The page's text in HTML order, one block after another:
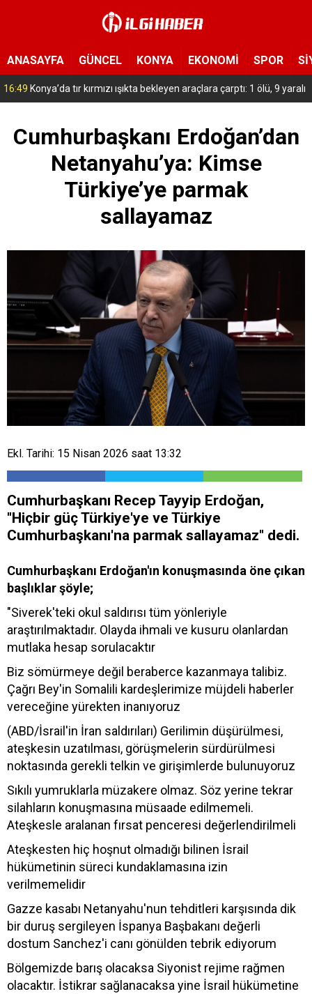
ANASAYFA GÜNCEL KONYA EKONOMİ SPOR
15:54 Yeni Medya Cemiyeti’nden Hakimiyet Gazetesi’ne 30. yıl ziyareti
Cumhurbaşkanı Erdoğan’dan
Netanyahu’ya: Kimse
Türkiye’ye parmak
sallayamaz
Ekl. Tarihi: 15 Nisan 2026 saat 13:32
Cumhurbaşkanı Recep Tayyip Erdoğan,
"Hiçbir güç Türkiye'ye ve Türkiye
Cumhurbaşkanı'na parmak sallayamaz" dedi.
Cumhurbaşkanı Erdoğan'ın konuşmasında öne çıkan
başlıklar şöyle;
"Siverek'teki okul saldırısı tüm yönleriyle
araştırılmaktadır. Olayda ihmali ve kusuru olanlardan
mutlaka hesap sorulacaktır
Biz sömürmeye değil beraberce kazanmaya talibiz.
Çağrı Bey'in Somalili kardeşlerimize müjdeli haberler
vereceğine yürekten inanıyoruz
(ABD/İsrail'in İran saldırıları) Gerilimin düşürülmesi,
ateşkesin uzatılması, görüşmelerin sürdürülmesi
noktasında gerekli telkin ve girişimlerde bulunuyoruz
Sıkılı yumruklarla müzakere olmaz. Söz yerine tekrar
silahların konuşmasına müsaade edilmemeli.
Ateşkesle aralanan fırsat penceresi değerlendirilmeli
Ateşkesten hiç hoşnut olmadığı bilinen İsrail
hükümetinin süreci kundaklamasına izin
verilmemelidir
Gazze kasabı Netanyahu'nun tehditleri karşısında dik
bir duruş sergileyen İspanya Başbakanı değerli
dostum Sanchez'i canı gönülden tebrik ediyorum
Bölgemizde barış olacaksa Siyonist rejime rağmen
olacaktır. İstikrar sağlanacaksa yine İsrail hükümetine